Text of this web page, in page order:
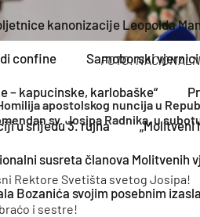
kanonizacije Leopolda
confine Samoborski
– kapucinske, karlobaške“
u srijedu 3. rujna „Molitveni
susreta članova Molitvenih
Bozanića svojim posebnim
FOTO:
apostolskog nuncija u
sv. Josipa Radnika, u
Rektore Svetišta svetog Josipa!
i sestre!